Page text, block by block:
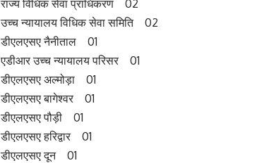
राज्य विधिक सेवा प्राधिकरण 02
उच्च न्यायालय विधिक सेवा समिति 02
डीएलएसए नैनीताल 01
एडीआर उच्च न्यायालय परिसर 01
डीएलएसए अल्मोड़ा 01
डीएलएसए बागेश्वर 01
डीएलएसए पौड़ी 01
डीएलएसए हरिद्वार 01
डीएलएसए दून 01